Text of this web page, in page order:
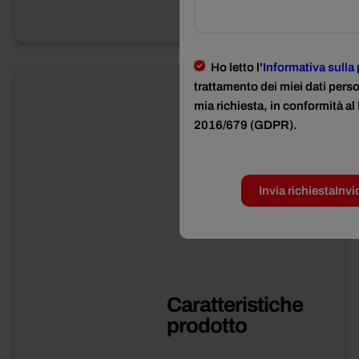
Caratteristiche
prodotto
Ho letto l'Informativa sulla
trattamento dei miei dati
mia richiesta, in conformità al
2016/679 (GDPR).
Invia richiesta